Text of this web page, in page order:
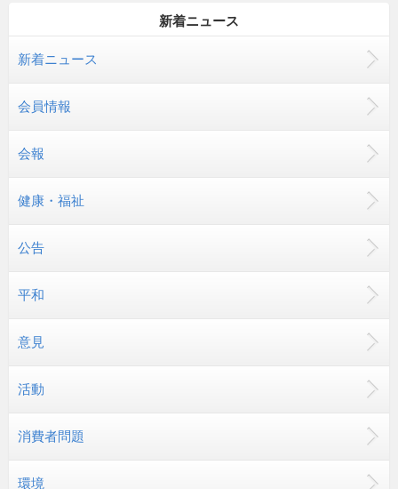
新着ニュース
新着ニュース
会員情報
会報
健康・福祉
公告
平和
意見
活動
消費者問題
環境